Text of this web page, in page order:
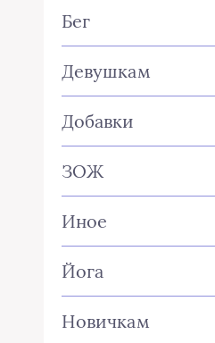
Бег
Девушкам
Добавки
ЗОЖ
Иное
Йога
Новичкам